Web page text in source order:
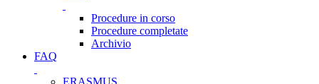
Procedure in corso
Procedure completate
Archivio
FAQ
ERASMUS